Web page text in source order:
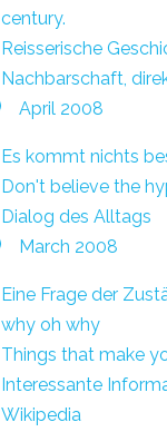
century.
Reisserische
Nachbarschaft,
April 2008
Es kommt nichts
Don't believe the
Dialog des Alltags
March 2008
Eine Frage der
why oh why
Things that make
Interessante
Wikipedia